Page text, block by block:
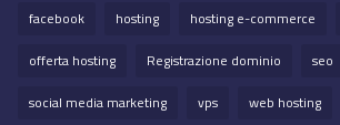
facebook
hosting hosting e-commerce
offerta hosting
Registrazione dominio seo
social media marketing
vps web hosting